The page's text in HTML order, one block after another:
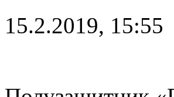
15.2.2019, 15:55